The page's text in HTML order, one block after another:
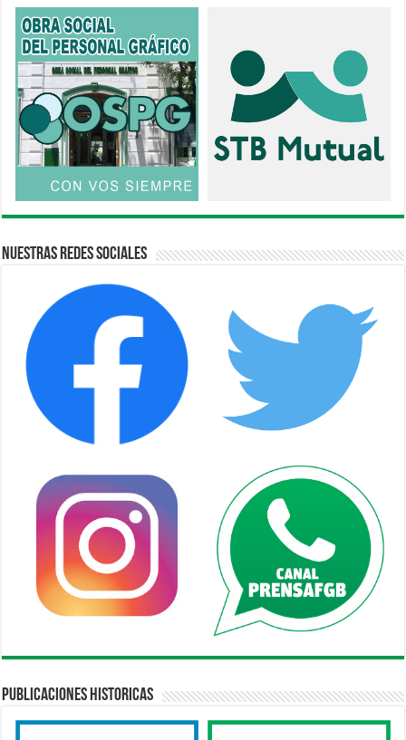
Nuestras Redes Sociales
Publicaciones Historicas